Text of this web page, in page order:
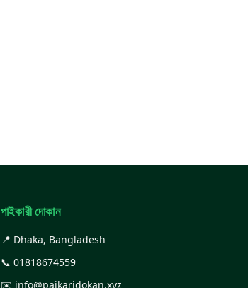
পাইকারী দোকান
📍 Dhaka, Bangladesh
📞 01818674559
✉️ info@paikaridokan.xyz